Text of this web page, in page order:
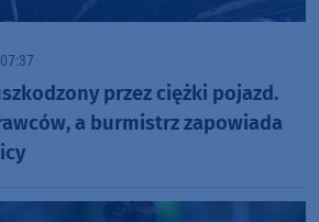
przez ciężki pojazd.
a burmistrz zapowiada